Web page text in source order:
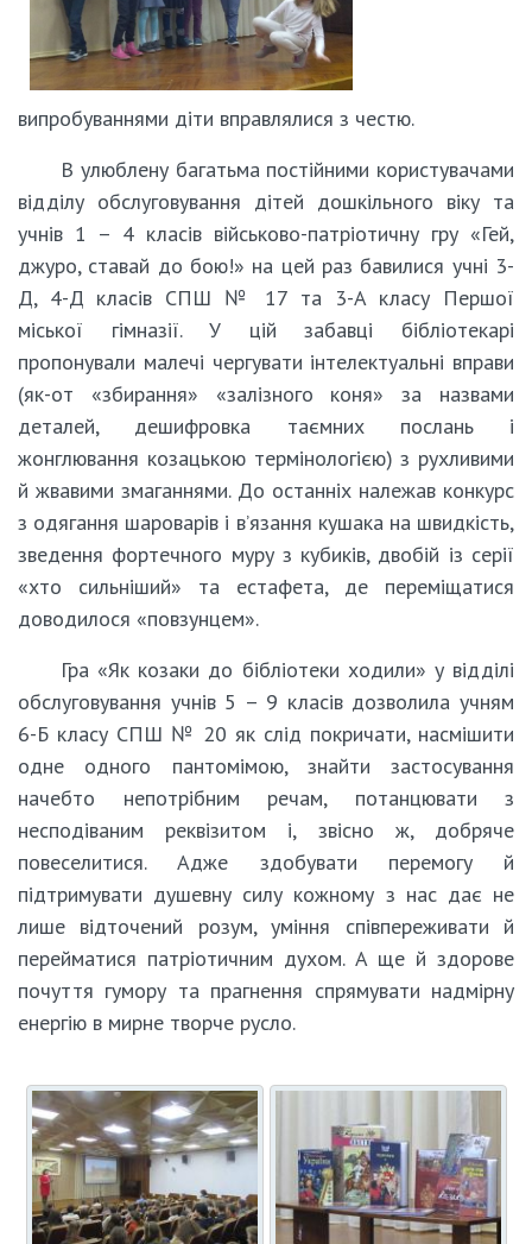
випробуваннями діти вправлялися з честю.
В улюблену багатьма постійними користувачами
відділу обслуговування дітей дошкільного віку та
учнів 1 – 4 класів військово-патріотичну гру «Гей,
джуро, ставай до бою!» на цей раз бавилися учні 3-
Д, 4-Д класів СПШ № 17 та 3-А класу Першої
міської гімназії. У цій забавці бібліотекарі
пропонували малечі чергувати інтелектуальні вправи
(як-от «збирання» «залізного коня» за назвами
деталей, дешифровка таємних послань і
жонглювання козацькою термінологією) з рухливими
й жвавими змаганнями. До останніх належав конкурс
з одягання шароварів і в’язання кушака на швидкість,
зведення фортечного муру з кубиків, двобій із серії
«хто сильніший» та естафета, де переміщатися
доводилося «повзунцем».
Гра «Як козаки до бібліотеки ходили» у відділі
обслуговування учнів 5 – 9 класів дозволила учням
6-Б класу СПШ № 20 як слід покричати, насмішити
одне одного пантомімою, знайти застосування
начебто непотрібним речам, потанцювати з
несподіваним реквізитом і, звісно ж, добряче
повеселитися. Адже здобувати перемогу й
підтримувати душевну силу кожному з нас дає не
лише відточений розум, уміння співпереживати й
перейматися патріотичним духом. А ще й здорове
почуття гумору та прагнення спрямувати надмірну
енергію в мирне творче русло.